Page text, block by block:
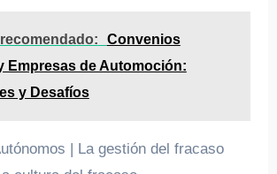
Convenios
Empresas de Automoción:
y Desafíos
| La gestión del fracaso